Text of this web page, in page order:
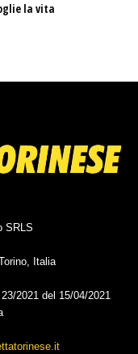
la vita
SRLS
Italia
2021 del 15/04/2021